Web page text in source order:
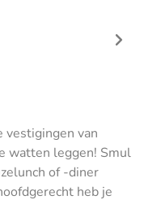
vestigingen van
watten leggen! Smul
of -diner
heb je